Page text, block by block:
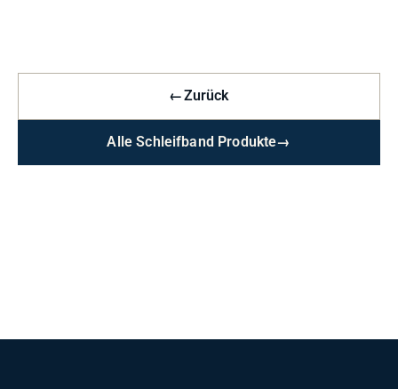
←Zurück
Alle Schleifband Produkte→